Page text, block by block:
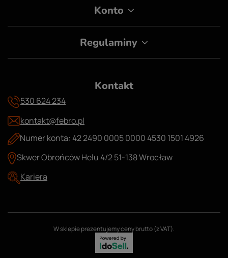
Konto
Regulaminy
Kontakt
530 624 234
kontakt@febro.pl
Numer konta: 42 2490 0005 0000 4530 1501 4926
Skwer Obrońców Helu 4/2 51-138 Wrocław
Kariera
W sklepie prezentujemy ceny brutto (z VAT).